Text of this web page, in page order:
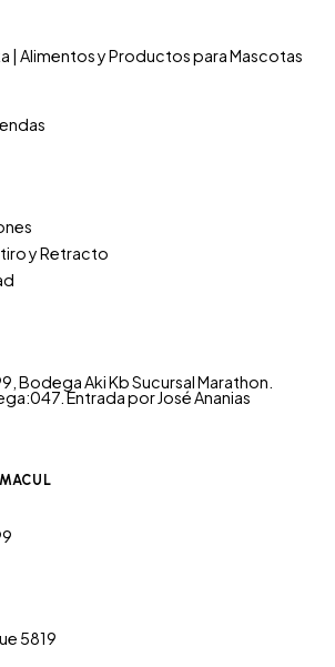
| Alimentos y Productos para Mascotas
y Retracto
Bodega Aki Kb Sucursal Marathon.
Entrada por José Ananias
5819